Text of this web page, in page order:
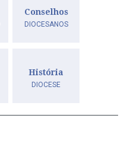
Conselhos
DIOCESANOS
História
DIOCESE